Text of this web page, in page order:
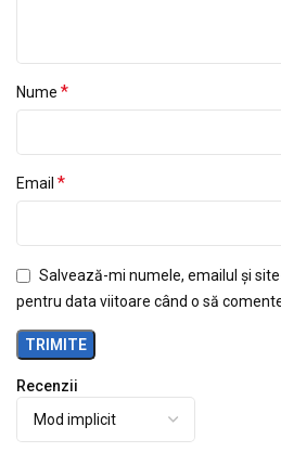
Recenzii
Nume *
Email *
Salvează-mi numele, emailul și
pentru data viitoare când o să